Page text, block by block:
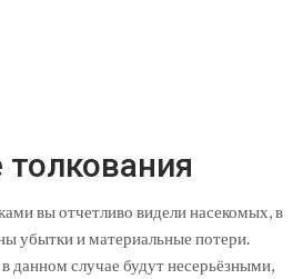
вы отчетливо видели насекомых, в
убытки и материальные потери.
данном случае будут несерьёзными,